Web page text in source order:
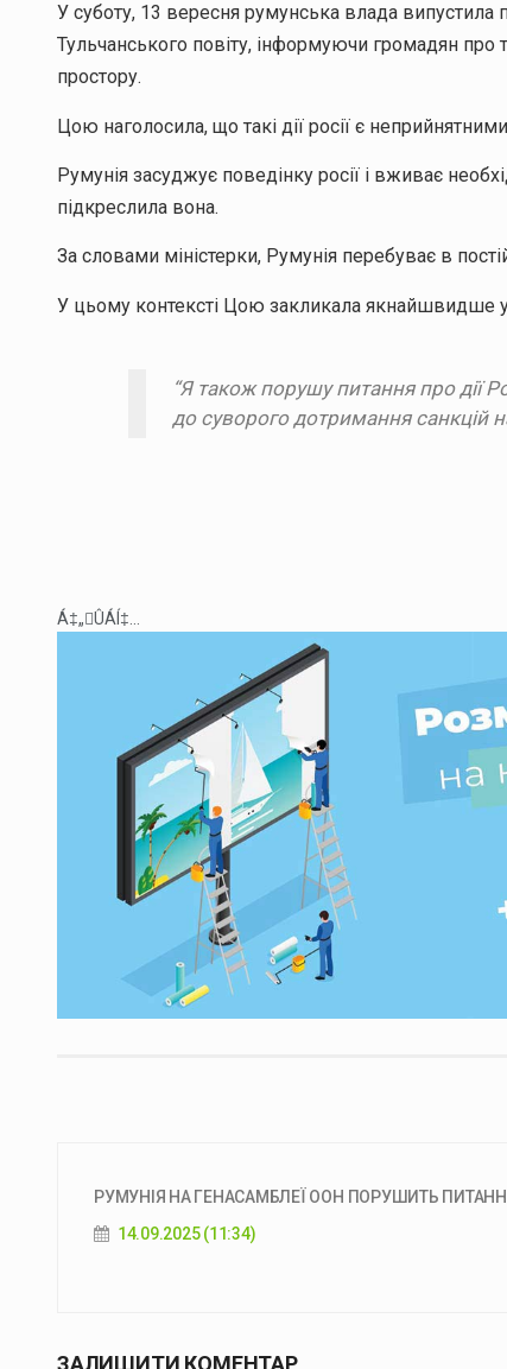
У суботу, 13 вересня румунська влада випустила
Тульчанського повіту, інформуючи громадян про
простору.
Цою наголосила, що такі дії росії є
Румунія засуджує поведінку росії і вживає
підкреслила вона.
За словами міністерки, Румунія перебуває в
У цьому контексті Цою закликала якнайшвидше
“Я також порушу питання про дії
до суворого дотримання санкцій
Á‡„ÛÁÍ‡...
РУМУНІЯ НА ГЕНАСАМБЛЕЇ ООН ПОРУШИТЬ
14.09.2025 (11:34)
ЗАЛИШИТИ КОМЕНТАР